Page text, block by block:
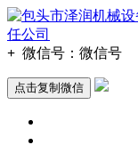
+ 微信号： 微信号
点击复制微信